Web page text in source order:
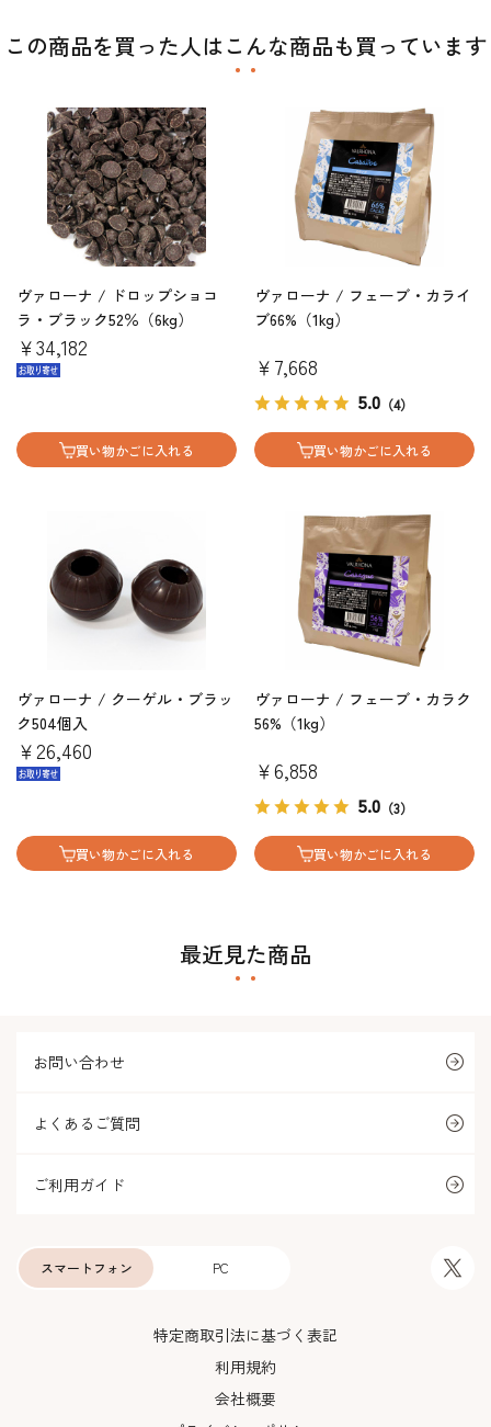
この商品を買った人はこんな商品も買っています
ヴァローナ / ドロップショコ
ラ・ブラック52％（6kg）
￥34,182
買い物かごに入れる
ヴァローナ / フェーブ・カライ
ブ66%（1kg）
￥7,668
5.0 （4）
買い物かごに入れる
ヴァローナ / クーゲル・ブラッ
ク504個入
￥26,460
買い物かごに入れる
ヴァローナ / フェーブ・カラク
56%（1kg）
￥6,858
5.0 （3）
買い物かごに入れる
最近見た商品
お問い合わせ
よくあるご質問
ご利用ガイド
PC
スマートフォン
特定商取引法に基づく表記
利用規約
会社概要